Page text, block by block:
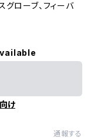
グローブ、フィーバ
け
通報する